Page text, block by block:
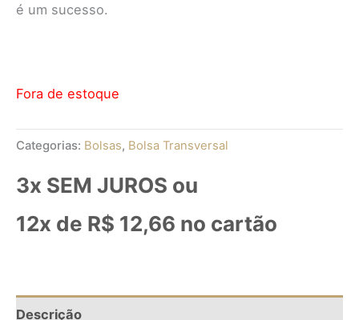
é um sucesso.
Fora de estoque
Categorias: Bolsas, Bolsa Transversal
3x SEM JUROS ou
12x de R$ 12,66 no cartão
Descrição